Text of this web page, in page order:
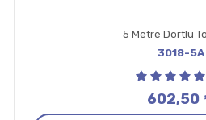
3018-5A
602,50